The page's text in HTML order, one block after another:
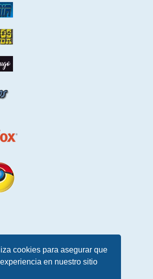
cookies para asegurar que
en nuestro sitio